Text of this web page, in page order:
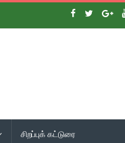
சிறப்புக் கட்டுரை